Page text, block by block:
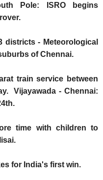
Pole: ISRO begins
- Meteorological
of Chennai.
train service between
Vijayawada - Chennai:
time with children to
for India's first win.